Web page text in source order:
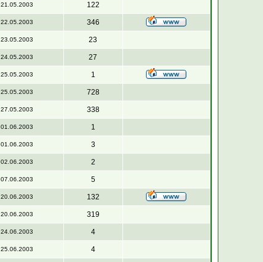
21.05.2003 122
22.05.2003 346
23.05.2003 23
24.05.2003 27
25.05.2003 1
25.05.2003 728
27.05.2003 338
01.06.2003 1
01.06.2003 3
02.06.2003 2
07.06.2003 5
20.06.2003 132
20.06.2003 319
24.06.2003 4
25.06.2003 4